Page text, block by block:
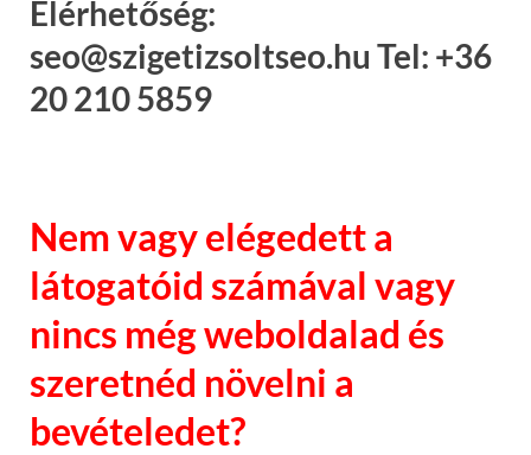
Elérhetőség:
seo@szigetizsoltseo.hu Tel: +36
20 210 5859
Nem vagy elégedett a
látogatóid számával vagy
nincs még weboldalad és
szeretnéd növelni a
bevételedet?